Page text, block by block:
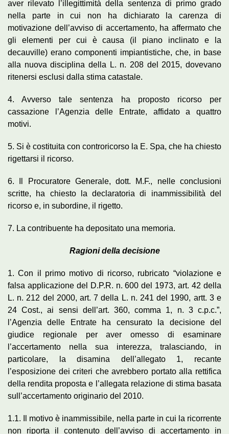
aver rilevato l’illegittimità della sentenza di primo grado
nella parte in cui non ha dichiarato la carenza di
motivazione dell’avviso di accertamento, ha affermato che
gli elementi per cui è causa (il piano inclinato e la
decauville) erano componenti impiantistiche, che, in base
alla nuova disciplina della L. n. 208 del 2015, dovevano
ritenersi esclusi dalla stima catastale.
4. Avverso tale sentenza ha proposto ricorso per
cassazione l’Agenzia delle Entrate, affidato a quattro
motivi.
5. Si è costituita con controricorso la E. Spa, che ha chiesto
rigettarsi il ricorso.
6. Il Procuratore Generale, dott. M.F., nelle conclusioni
scritte, ha chiesto la declaratoria di inammissibilità del
ricorso e, in subordine, il rigetto.
7. La contribuente ha depositato una memoria.
Ragioni della decisione
1. Con il primo motivo di ricorso, rubricato “violazione e
falsa applicazione del D.P.R. n. 600 del 1973, art. 42 della
L. n. 212 del 2000, art. 7 della L. n. 241 del 1990, artt. 3 e
24 Cost., ai sensi dell’art. 360, comma 1, n. 3 c.p.c.”,
l’Agenzia delle Entrate ha censurato la decisione del
giudice regionale per aver omesso di esaminare
l’accertamento nella sua interezza, tralasciando, in
particolare, la disamina dell’allegato 1, recante
l’esposizione dei criteri che avrebbero portato alla rettifica
della rendita proposta e l’allegata relazione di stima basata
sull’accertamento originario del 2010.
1.1. Il motivo è inammissibile, nella parte in cui la ricorrente
non riporta il contenuto dell’avviso di accertamento in